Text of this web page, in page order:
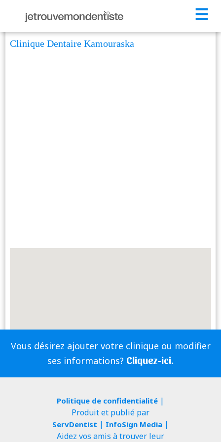
☰
Clinique Dentaire Kamouraska
Vous désirez ajouter votre clinique ou modifier
ses informations? Cliquez-ici.
Politique de confidentialité|
Produit et publié par
ServDentist | InfoSign Media|
Aidez vos amis à trouver leur